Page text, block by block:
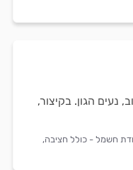
נעים הגון. בקיצור,
חשמל - כולל חציבה,